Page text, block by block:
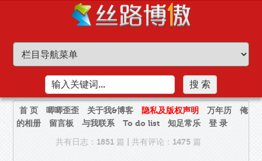
首 页 唧唧歪歪 关于我&博客 隐私及版权声明 万年历
俺
的相册
留言板 与我联系 To do list 知足常乐
登 录
共有日志：1851 篇
共有评论：1475 篇